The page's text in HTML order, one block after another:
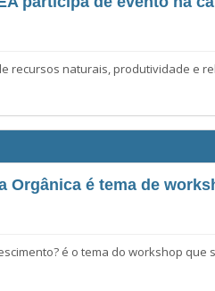
recursos naturais, produtividade e
Orgânica é tema de
é o tema do workshop